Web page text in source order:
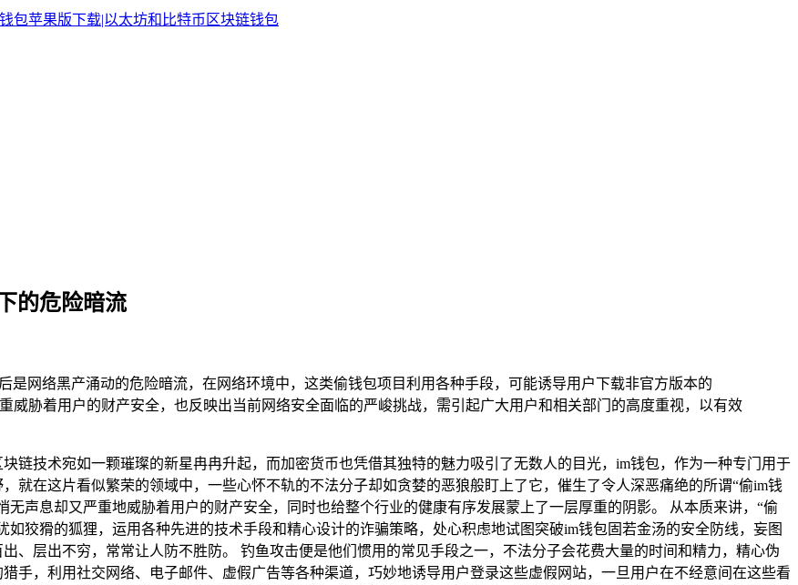
的危险暗流
是网络黑产涌动的危险暗流，在网络环境中，这类偷钱包项目利用各种手段，可能诱导用户下载非官方版本的
威胁着用户的财产安全，也反映出当前网络安全面临的严峻挑战，需引起广大用户和相关部门的高度重视，以有效
链技术宛如一颗璀璨的新星冉冉升起，而加密货币也凭借其独特的魅力吸引了无数人的目光，im钱包，作为一种专门用于
就在这片看似繁荣的领域中，一些心怀不轨的不法分子却如贪婪的恶狼般盯上了它，催生了令人深恶痛绝的所谓“偷im钱
声息却又严重地威胁着用户的财产安全，同时也给整个行业的健康有序发展蒙上了一层厚重的阴影。 从本质来讲，“偷
如狡猾的狐狸，运用各种先进的技术手段和精心设计的诈骗策略，处心积虑地试图突破im钱包固若金汤的安全防线，妄图
、层出不穷，常常让人防不胜防。 钓鱼攻击便是他们惯用的常见手段之一，不法分子会花费大量的时间和精力，精心伪
手，利用社交网络、电子邮件、虚假广告等各种渠道，巧妙地诱导用户登录这些虚假网站，一旦用户在不经意间在这些看